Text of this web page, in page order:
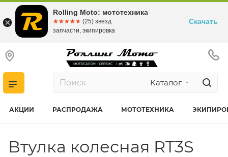
Каталог
АКЦИИ РАСПРОДАЖА МОТОТЕХНИКА
Втулка колесная RT3S
Rolling Moto: мототехника
☆☆☆☆☆
★★★★★ (25) звезд
запчасти, экипировка
Скачать